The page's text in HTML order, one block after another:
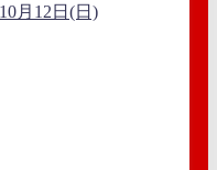
月12日(日)